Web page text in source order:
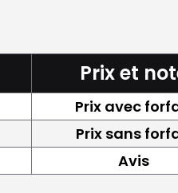
Prix et
Prix avec
Prix sans
Avis